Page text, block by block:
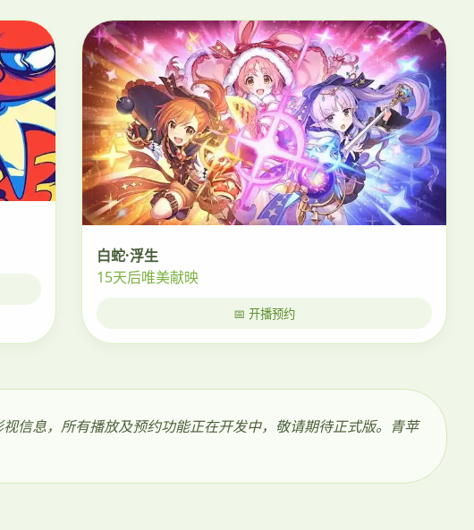
白蛇·浮生
15天后唯美献映
📅 开播预约
信息，所有播放及预约功能正在开发中，敬请期待正式版。青苹